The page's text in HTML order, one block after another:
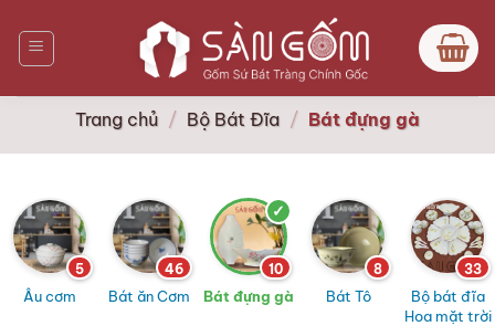
qua
nội
dung
Trang chủ / Bộ Bát Đĩa / Bát đựng gà
5
Âu cơm
46
Bát ăn Cơm
10
Bát đựng gà
8
Bát Tô
33
Bộ bát đĩa
Hoa mặt trời